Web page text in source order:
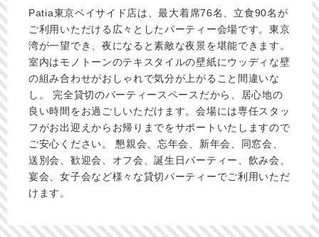
Patia東京ベイサイド店は、最大着席76名、立食90名が
ご利用いただける広々としたパーティー会場です。東京
湾が一望でき、夜になると素敵な夜景を堪能できます。
室内はモノトーンのテキスタイルの壁紙にウッディな壁
の組み合わせがおしゃれで気分が上がること間違いな
し。 完全貸切のパーティースペースだから、居心地の
良い時間をお過ごしいただけます。会場には専任スタッ
フがお出迎えからお帰りまでをサポートいたしますので
ご安心ください。 懇親会、忘年会、新年会、同窓会、
送別会、歓迎会、オフ会、誕生日パーティー、飲み会、
宴会、女子会など様々な貸切パーティーでご利用いただ
けます。